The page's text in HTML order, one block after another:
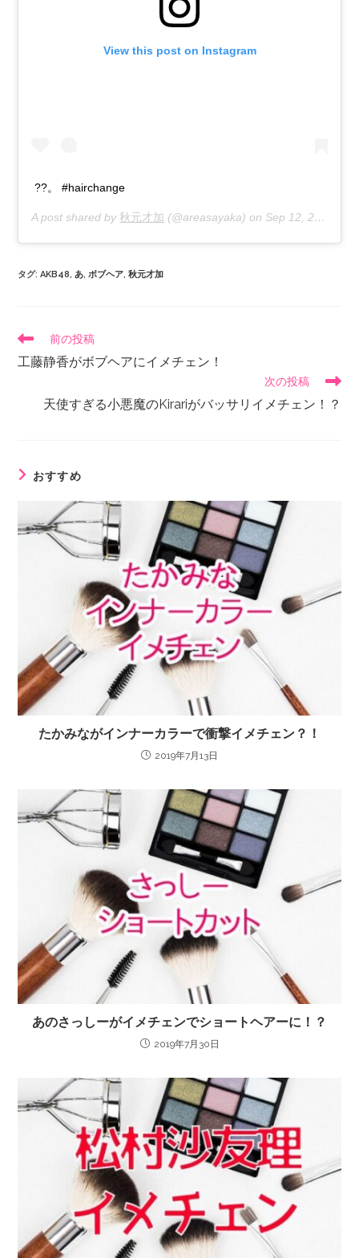
View this post on Instagram
??。 #hairchange
A post shared by秋元才加 (@areasayaka) on Sep 12, 2019 at 2:56am PDT
タグ:AKB48, あ, ボブヘア, 秋元才加
前の投稿
工藤静香がボブヘアにイメチェン！
次の投稿
天使すぎる小悪魔のKirariがバッサリイメチェン！？
おすすめ
たかみながインナーカラーで衝撃イメチェン？！
2019年7月13日
あのさっしーがイメチェンでショートヘアーに！？
2019年7月30日